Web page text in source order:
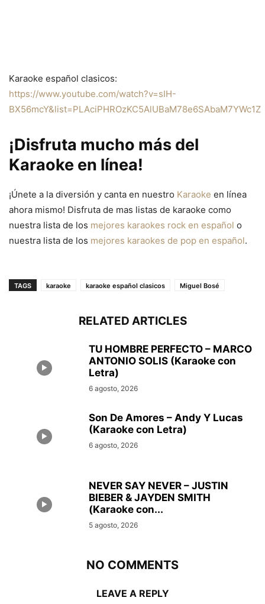
Karaoke español clasicos:
https://www.youtube.com/watch?v=sIH-
BX56mcY&list=PLAciPHROzKC5AlUBaM78e6SAbaM7YWc1Z
¡Disfruta mucho más del
Karaoke en línea!
¡Únete a la diversión y canta en nuestro Karaoke en línea
ahora mismo! Disfruta de mas listas de karaoke como
nuestra lista de los mejores karaokes rock en español o
nuestra lista de los mejores karaokes de pop en español.
TAGS karaoke karaoke español clasicos Miguel Bosé
RELATED ARTICLES
TU HOMBRE PERFECTO – MARCO
ANTONIO SOLIS (Karaoke con
Letra)
6 agosto, 2026
Son De Amores – Andy Y Lucas
(Karaoke con Letra)
6 agosto, 2026
NEVER SAY NEVER – JUSTIN
BIEBER & JAYDEN SMITH
(Karaoke con...
5 agosto, 2026
NO COMMENTS
LEAVE A REPLY